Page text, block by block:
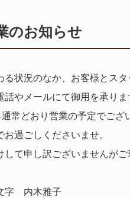
のお知らせ
る状況のなか、お客様とス
話やメールにて御用を承りま
常どおり営業の予定でござ
過ごしくださいませ。
して申し訳ございませんが
字 内木雅子